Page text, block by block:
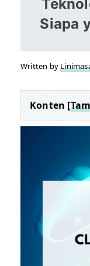
Siapa
Written by
Konten [